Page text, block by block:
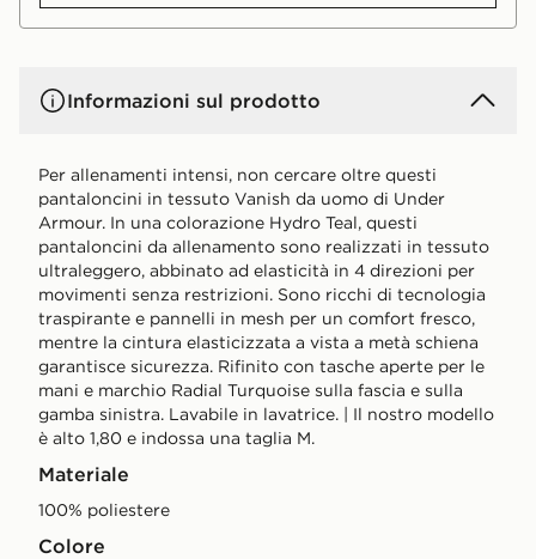
Informazioni sul prodotto
Per allenamenti intensi, non cercare oltre questi
pantaloncini in tessuto Vanish da uomo di Under
Armour. In una colorazione Hydro Teal, questi
pantaloncini da allenamento sono realizzati in tessuto
ultraleggero, abbinato ad elasticità in 4 direzioni per
movimenti senza restrizioni. Sono ricchi di tecnologia
traspirante e pannelli in mesh per un comfort fresco,
mentre la cintura elasticizzata a vista a metà schiena
garantisce sicurezza. Rifinito con tasche aperte per le
mani e marchio Radial Turquoise sulla fascia e sulla
gamba sinistra. Lavabile in lavatrice. | Il nostro modello
è alto 1,80 e indossa una taglia M.
Materiale
100% poliestere
Colore